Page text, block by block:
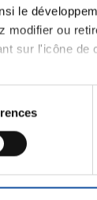
le
modifier ou
sur l'icône de
: